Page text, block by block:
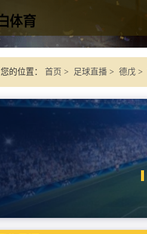
您的位置： 首页 > 足球直播 > 德戊 >